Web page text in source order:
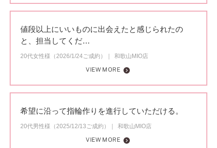
値段以上にいいものに出会えたと感じられたの
と、担当してくだ…
20代女性様（2026/1/24ご成約）
和歌山MIO店
VIEW MORE
希望に沿って指輪作りを進行していただける。
20代男性様（2025/12/13ご成約）
和歌山MIO店
VIEW MORE